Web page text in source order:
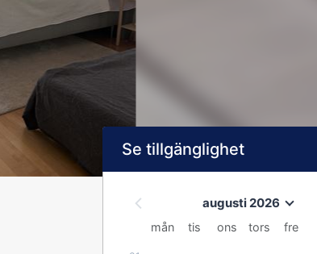
Se tillgänglighet
augusti 2026
mån tis ons tors fre